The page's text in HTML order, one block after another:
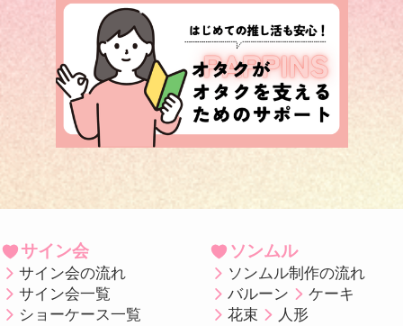
サイン会
サイン会の流れ
サイン会一覧
ショーケース一覧
ソンムル
ソンムル制作の流れ
バルーン
ケーキ
花束
人形